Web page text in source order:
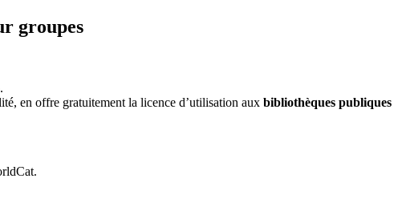
groupes
.
en offre gratuitement la licence d’utilisation aux bibliothèques publiques